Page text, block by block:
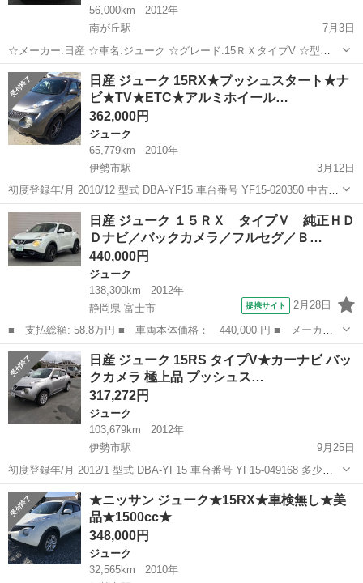
56,000km
2012年
南が丘駅
7月3日
☆メーカー:日産 ☆車名:ジューク ☆グレード:15ＲＸタイプV ☆型
式:DBA-YF15 ☆年式:平成24年 ☆走行:５６０００キロ ☆外装色:黒 ☆
車検:令和５年2月 ☆ミッション:AT ★純正ワイドナビ フルセグ バ
ッ...
三重 津市 南が丘駅 ジューク 令和5年
日産 ジューク 15RX★プッシュスタート★ナ
ビ★TV★ETC★アルミホイール…
362,000円
ジューク
65,779km
2010年
伊勢市駅
3月12日
初度登録年/月 2010/12 型式 DBA-YF15 車台番号 YF15-020350 中古車
ですので、購入前には状態を確認して下さい。 事故歴はありません。
電装品、エンジン等すべて正常に動作します。 表...
三重 伊勢市 伊勢市駅 車両
日産 ジューク １５ＲＸ タイプＶ 純正ＨＤ
Ｄナビ／バックカメラ／フルセグ／Ｂ…
440,000円
ジューク
138,300km
2012年
静岡県 富士市
提携サイト 2月28日
■ 支払総額: 58.8万円 ■ 車両本体価格： 440,000 円 ■ メーカー
名： 日産 ■ 車種名： ジューク ■ グレード名： １５ＲＸ タ
イプＶ 純正ＨＤＤナビ／バックカメラ／フルセグ／Ｂｌｕｅｔｏｏ
ｔｈ／ＥＴＣ...
静岡 富士市 ジューク
日産 ジューク 15RS タイプV★カーナビ バッ
クカメラ 極上品 プッシュス…
317,272円
ジューク
103,679km
2012年
伊勢市駅
9月25日
初度登録年/月 2012/1 型式 DBA-YF15 車台番号 YF15-049168 多少の
使用感はありますが、極上品です。 中古車ですので、購入前には状態
を確認して下さい。 事故歴はありません。電装品、エン...
三重 伊勢市 伊勢市駅 ジューク
★ニッサン ジューク★15RX★車検無し★美
品★1500cc★
348,000円
ジューク
32,565km
2010年